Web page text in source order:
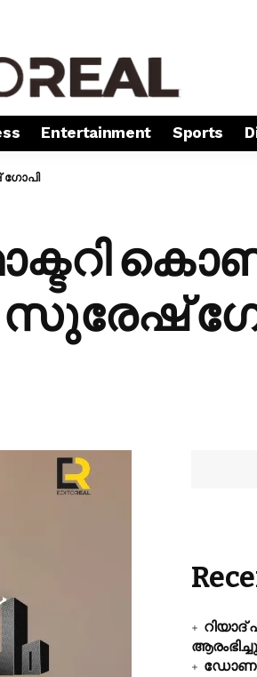
Entertainment Sports
ഗോപി
സുരേഷ്
ആരംഭിച്ചു